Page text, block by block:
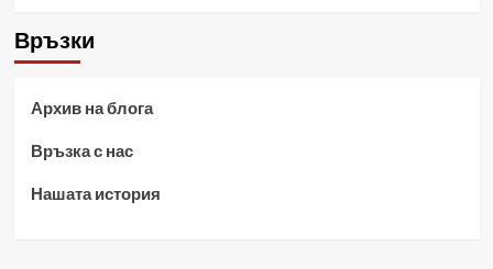
Връзки
Архив на блога
Връзка с нас
Нашата история